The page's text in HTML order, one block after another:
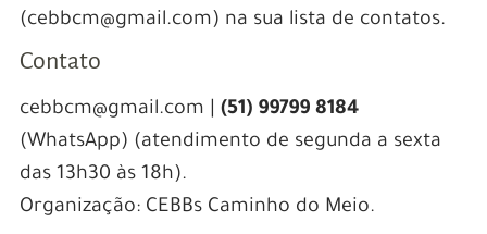
(cebbcm@gmail.com) na sua lista de contatos.
Contato
cebbcm@gmail.com |
(51) 99799 8184
(WhatsApp) (atendimento de segunda a sexta
das 13h30 às 18h).
Organização: CEBBs Caminho do Meio.